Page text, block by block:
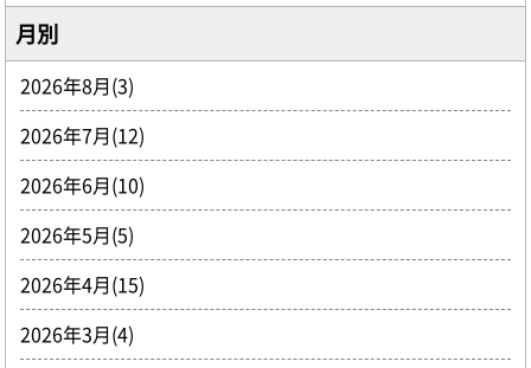
月別
2026年8月(3)
2026年7月(12)
2026年6月(10)
2026年5月(5)
2026年4月(15)
2026年3月(4)